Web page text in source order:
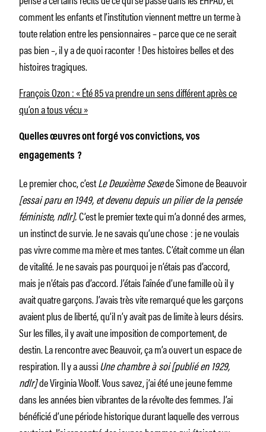
comment les enfants et l’institution viennent mettre un terme à
toute relation entre les pensionnaires – parce que ce ne serait
pas bien –, il y a de quoi raconter ! Des histoires belles et des
histoires tragiques.
François Ozon : « Été 85 va prendre un sens différent après ce
qu’on a tous vécu »
Quelles œuvres ont forgé vos convictions, vos
engagements ?
Le premier choc, c’estLe Deuxième Sexede Simone de Beauvoir
[essai paru en 1949, et devenu depuis un pilier de la pensée
féministe, ndlr].C’est le premier texte qui m’a donné des armes,
un instinct de survie. Je ne savais qu’une chose : je ne voulais
pas vivre comme ma mère et mes tantes. C’était comme un élan
de vitalité. Je ne savais pas pourquoi je n’étais pas d’accord,
mais je n’étais pas d’accord. J’étais l’aînée d’une famille où il y
avait quatre garçons. J’avais très vite remarqué que les garçons
avaient plus de liberté, qu’il n’y avait pas de limite à leurs désirs.
Sur les filles, il y avait une imposition de comportement, de
destin. La rencontre avec Beauvoir, ça m’a ouvert un espace de
respiration. Il y a aussiUne chambre à soi[publié en 1929,
ndlr]de Virginia Woolf. Vous savez, j’ai été une jeune femme
dans les années bien vibrantes de la révolte des femmes. J’ai
bénéficié d’une période historique durant laquelle des verrous